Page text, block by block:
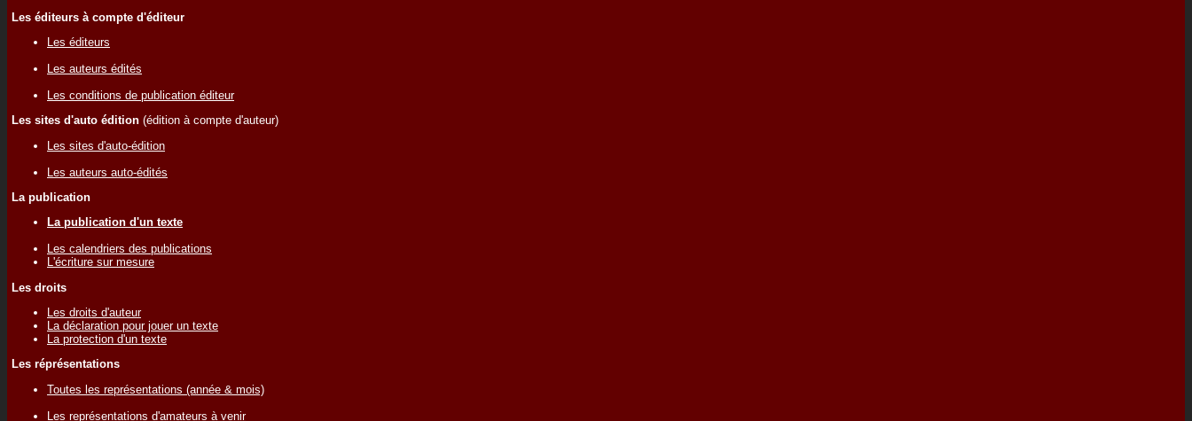
Les éditeurs à compte d'éditeur
Les éditeurs
Les auteurs édités
Les conditions de publication éditeur
Les sites d'auto édition (édition à compte d'auteur)
Les sites d'auto-édition
Les auteurs auto-édités
La publication
La publication d'un texte
Les calendriers des publications
L'écriture sur mesure
Les droits
Les droits d'auteur
La déclaration pour jouer un texte
La protection d'un texte
Les réprésentations
Toutes les représentations (année & mois)
Les représentations d'amateurs à venir